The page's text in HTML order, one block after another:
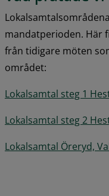
mandatperioden. Här
från tidigare möten
området:
Lokalsamtal steg 1
Lokalsamtal steg 2
Lokalsamtal Öreryd,